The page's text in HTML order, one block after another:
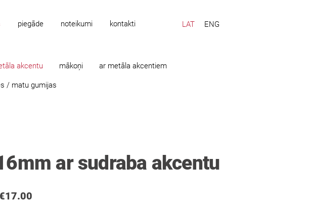
piegāde noteikumi kontakti LAT ENG
akcentu mākoņi ar metāla akcentiem
/ matu gumijas
ar sudraba akcentu